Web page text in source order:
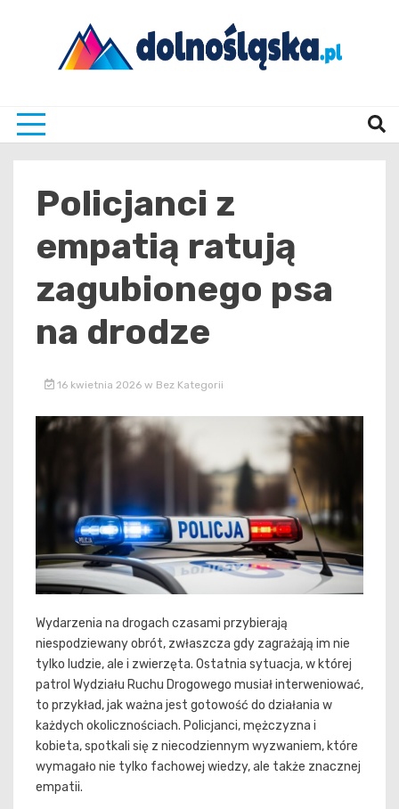
Policjanci z
empatią ratują
zagubionego psa
na drodze
16 kwietnia 2026 w Bez Kategorii
Wydarzenia na drogach czasami przybierają
niespodziewany obrót, zwłaszcza gdy zagrażają im nie
tylko ludzie, ale i zwierzęta. Ostatnia sytuacja, w której
patrol Wydziału Ruchu Drogowego musiał interweniować,
to przykład, jak ważna jest gotowość do działania w
każdych okolicznościach. Policjanci, mężczyzna i
kobieta, spotkali się z niecodziennym wyzwaniem, które
wymagało nie tylko fachowej wiedzy, ale także znacznej
empatii.